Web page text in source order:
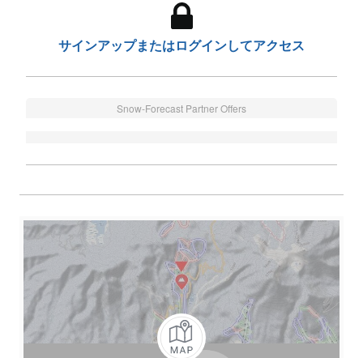
サインアップまたはログインしてアクセス
Snow-Forecast Partner Offers